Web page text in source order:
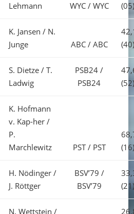
Lehmann
WYC / WYC
(05)
K. Jansen / N.
Junge
ABC / ABC
(40)
S. Dietze / T.
Ladwig
PSB24 /
PSB24
(52)
K. Hofmann
v. Kap-her /
P.
Marchlewitz
PST / PST
(16)
H. Nödinger /
J. Röttger
BSV’79 /
BSV’79
(21)
N. Wettstein /